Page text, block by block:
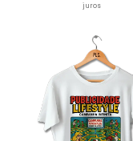
juros